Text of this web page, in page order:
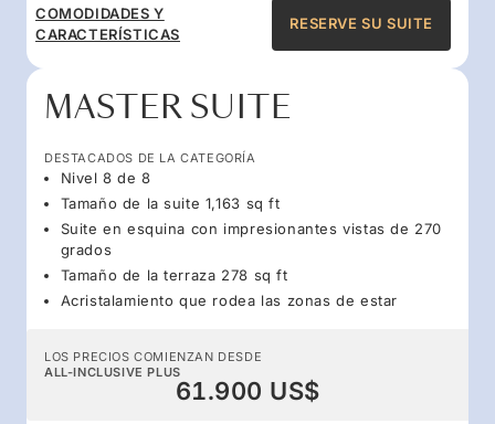
COMODIDADES Y
CARACTERÍSTICAS
RESERVE SU SUITE
MASTER SUITE
DESTACADOS DE LA CATEGORÍA
Nivel 8 de 8
Tamaño de la suite 1,163 sq ft
Suite en esquina con impresionantes vistas de 270
grados
Tamaño de la terraza 278 sq ft
Acristalamiento que rodea las zonas de estar
LOS PRECIOS COMIENZAN DESDE
ALL-INCLUSIVE PLUS
61.900 US$